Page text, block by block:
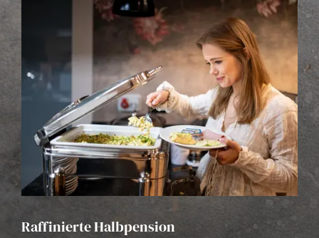
Raffinierte Halbpension